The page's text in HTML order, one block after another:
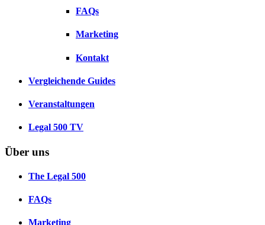
FAQs
Marketing
Kontakt
Vergleichende Guides
Veranstaltungen
Legal 500 TV
Über uns
The Legal 500
FAQs
Marketing